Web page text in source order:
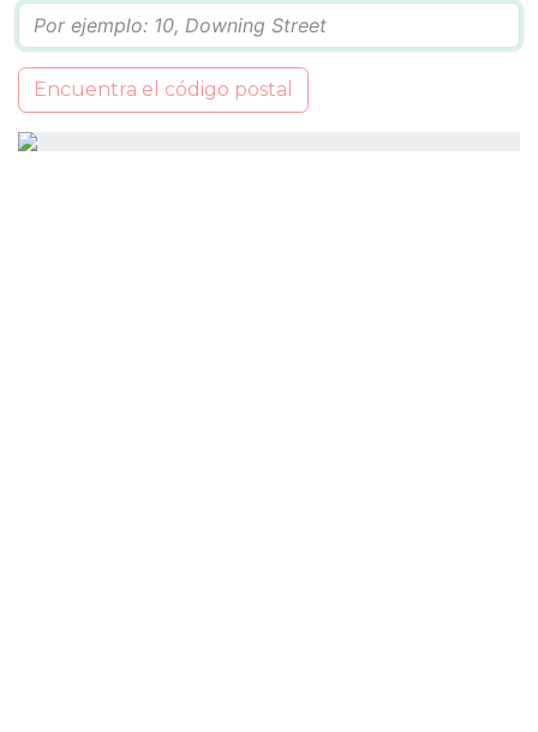
Encuentra el código postal